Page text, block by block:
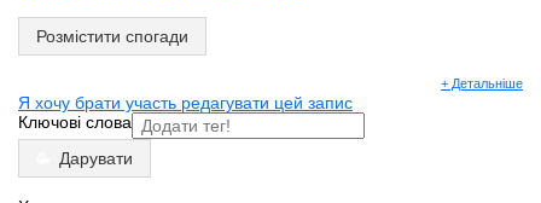
Розмістити спогади
+ Детальніше
Я хочу брати участь редагувати цей запис
Ключові слова
Дарувати